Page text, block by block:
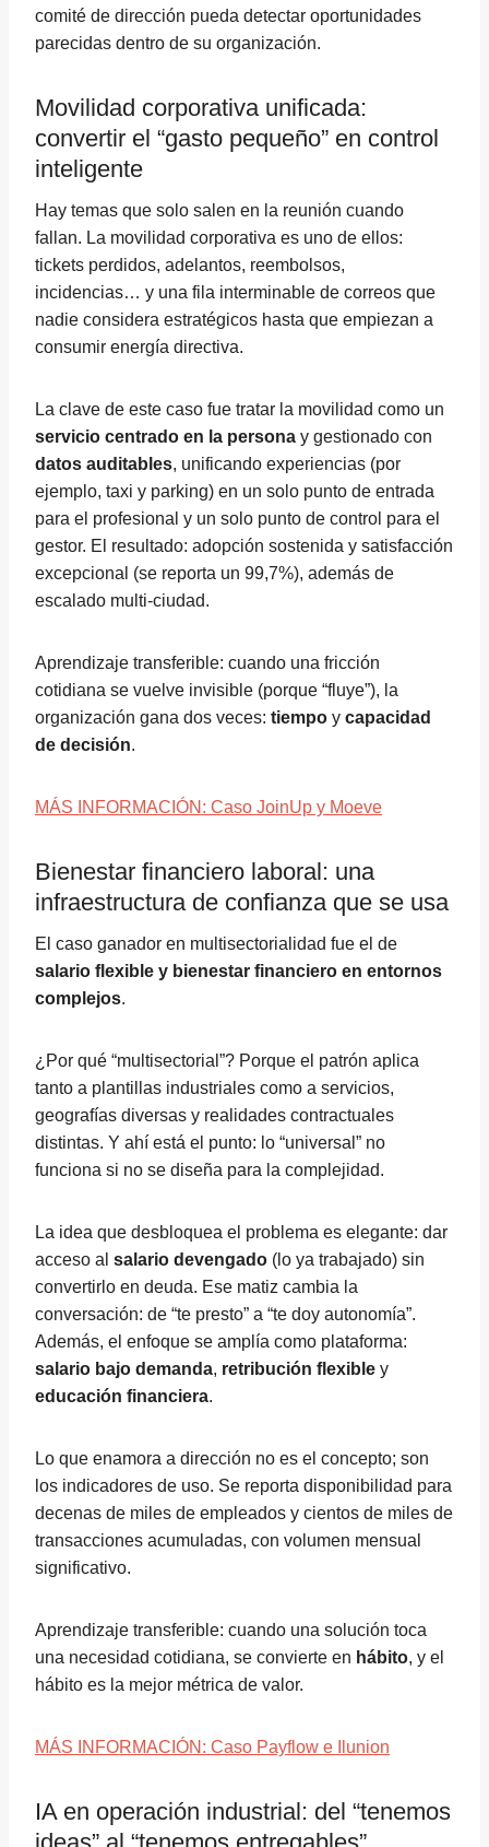
comité de dirección pueda detectar oportunidades
parecidas dentro de su organización.
Movilidad corporativa unificada:
convertir el “gasto pequeño” en control
inteligente
Hay temas que solo salen en la reunión cuando
fallan. La movilidad corporativa es uno de ellos:
tickets perdidos, adelantos, reembolsos,
incidencias… y una fila interminable de correos que
nadie considera estratégicos hasta que empiezan a
consumir energía directiva.
La clave de este caso fue tratar la movilidad como un
servicio centrado en la persona y gestionado con
datos auditables, unificando experiencias (por
ejemplo, taxi y parking) en un solo punto de entrada
para el profesional y un solo punto de control para el
gestor. El resultado: adopción sostenida y satisfacción
excepcional (se reporta un 99,7%), además de
escalado multi-ciudad.
Aprendizaje transferible: cuando una fricción
cotidiana se vuelve invisible (porque “fluye”), la
organización gana dos veces: tiempo y capacidad
de decisión.
MÁS INFORMACIÓN: Caso JoinUp y Moeve
Bienestar financiero laboral: una
infraestructura de confianza que se usa
El caso ganador en multisectorialidad fue el de
salario flexible y bienestar financiero en entornos
complejos.
¿Por qué “multisectorial”? Porque el patrón aplica
tanto a plantillas industriales como a servicios,
geografías diversas y realidades contractuales
distintas. Y ahí está el punto: lo “universal” no
funciona si no se diseña para la complejidad.
La idea que desbloquea el problema es elegante: dar
acceso al salario devengado (lo ya trabajado) sin
convertirlo en deuda. Ese matiz cambia la
conversación: de “te presto” a “te doy autonomía”.
Además, el enfoque se amplía como plataforma:
salario bajo demanda, retribución flexible y
educación financiera.
Lo que enamora a dirección no es el concepto; son
los indicadores de uso. Se reporta disponibilidad para
decenas de miles de empleados y cientos de miles de
transacciones acumuladas, con volumen mensual
significativo.
Aprendizaje transferible: cuando una solución toca
una necesidad cotidiana, se convierte en hábito, y el
hábito es la mejor métrica de valor.
MÁS INFORMACIÓN: Caso Payflow e Ilunion
IA en operación industrial: del “tenemos